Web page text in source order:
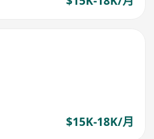
$15K-18K/月